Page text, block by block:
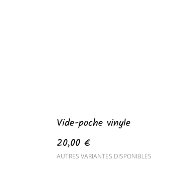
Vide-poche vinyle
20,00 €
AUTRES VARIANTES DISPONIBLES